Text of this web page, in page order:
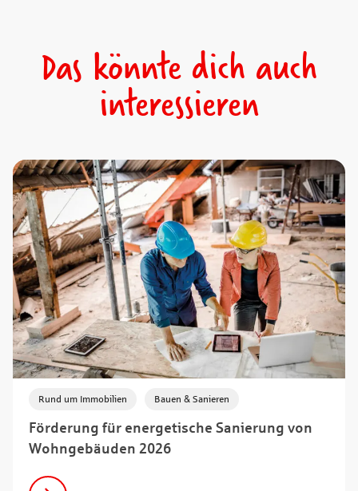
Das könnte dich auch
interessieren
Förderung für energetische Sanierung von
Wohngebäuden 2026
Rund um Immobilien Bauen & Sanieren